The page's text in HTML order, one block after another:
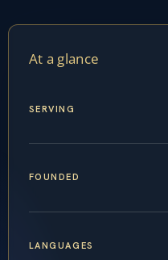
At a glance
SERVING
FOUNDED
LANGUAGES